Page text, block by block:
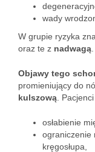
wady
W grupie ryzyka
oraz te z nadwagą
Objawy tego
promieniujący do
kulszową .
osłabienie
ograniczenie
kręgosłupa,